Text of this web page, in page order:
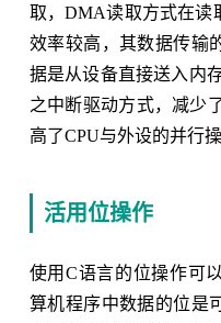
取，DMA读取方式在读
效率较高，其数据传输
据是从设备直接送入内
之中断驱动方式，减少
高了CPU与外设的并行操
活用位操作
使用C语言的位操作可
算机程序中数据的位是